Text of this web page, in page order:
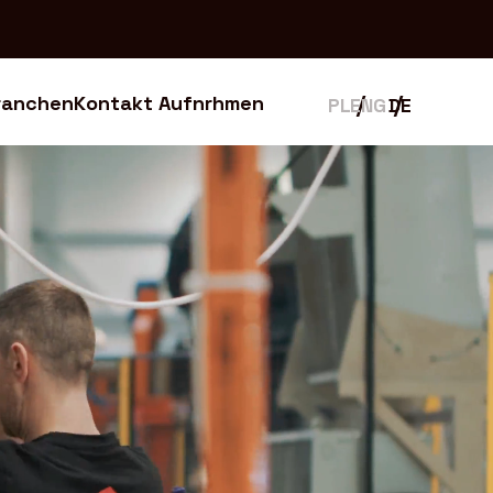
Kontakt Aufnrhmen